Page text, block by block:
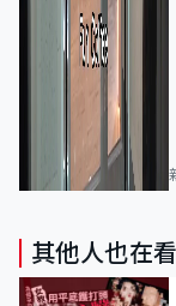
其他人也在看